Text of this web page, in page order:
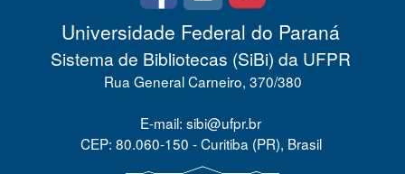
Universidade Federal do Paraná
Sistema de Bibliotecas (SiBi) da UFPR
Rua General Carneiro, 370/380
E-mail: sibi@ufpr.br
CEP: 80.060-150 - Curitiba (PR), Brasil